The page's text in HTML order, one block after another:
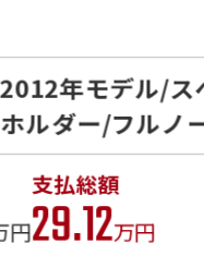
年モデル/
ルダー/フルノ
円
支払総額
29.12万円